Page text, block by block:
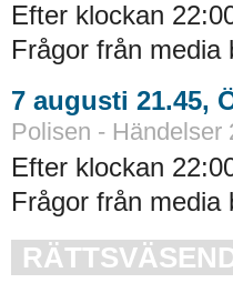
Efter klockan
Frågor från media
7 augusti 21.45,
Polisen - Händelser
Efter klockan
Frågor från media